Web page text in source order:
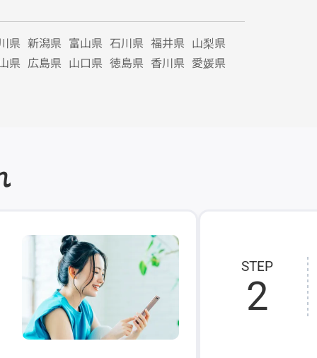
県 新潟県 富山県 石川県 福井県 山梨県
県 広島県 山口県 徳島県 香川県 愛媛県
STEP
2